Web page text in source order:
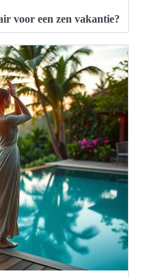
voor een zen vakantie?